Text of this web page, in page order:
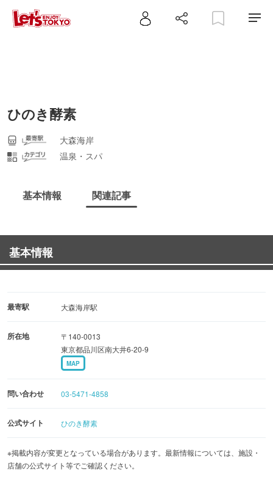
ひのき酵素
大森海岸
温泉・スパ
基本情報 関連記事
基本情報
最寄駅 大森海岸駅
所在地
〒140-0013
東京都品川区南大井6-20-9
MAP
問い合わせ 03-5471-4858
公式サイト ひのき酵素
※掲載内容が変更となっている場合があります。最新情報については、施設・
店舗の公式サイト等でご確認ください。